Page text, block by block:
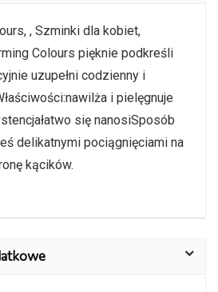
, Szminki dla kobiet,
Colours pięknie podkreśli
uzupełni codzienny i
i pielęgnuje
się nanosiSposób
delikatnymi pociągnięciami na
kącików.